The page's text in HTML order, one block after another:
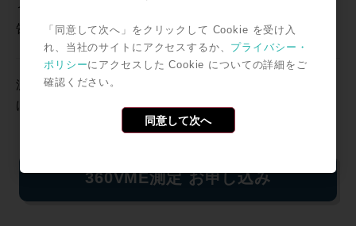
う予定です。こちら、SONY様との協議が完了し次第、
告知の方を行わせていただきます。
測定は引き続きこちらのフォームからお申し込みいただ
けます↓
360VME測定 お申し込み
「同意して次へ」をクリックして Cookie を受け入
れ、当社のサイトにアクセスするか、 プライバシー・
ポリシーにアクセスした Cookie についての詳細をご
確認ください。
同意して次へ